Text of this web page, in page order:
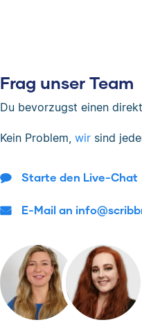
Frag unser Team
Du bevorzugst einen
Kein Problem, wir sind
Starte den Live-Chat
E-Mail an